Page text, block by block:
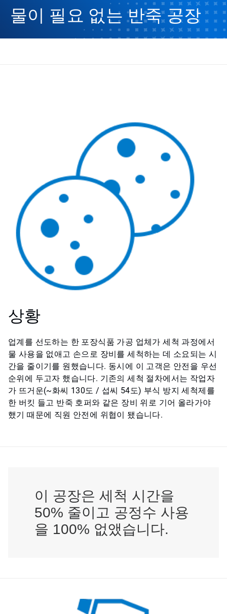
물이 필요 없는 반죽 공장
상황
업계를 선도하는 한 포장식품 가공 업체가 세척 과정에서
물 사용을 없애고 손으로 장비를 세척하는 데 소요되는 시
간을 줄이기를 원했습니다. 동시에 이 고객은 안전을 우선
순위에 두고자 했습니다. 기존의 세척 절차에서는 작업자
가 뜨거운(~화씨 130도 / 섭씨 54도) 부식 방지 세척제를
한 버킷 들고 반죽 호퍼와 같은 장비 위로 기어 올라가야
했기 때문에 직원 안전에 위협이 됐습니다.
이 공장은 세척 시간을
50% 줄이고 공정수 사용
을 100% 없앴습니다.